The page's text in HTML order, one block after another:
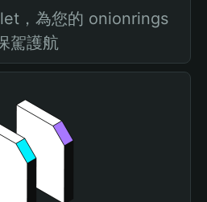
，為您的 onionrings
駕護航